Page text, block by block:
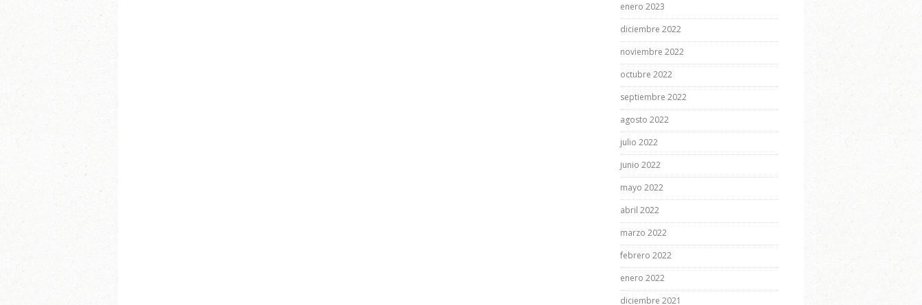
enero 2023
diciembre 2022
noviembre 2022
octubre 2022
septiembre 2022
agosto 2022
julio 2022
junio 2022
mayo 2022
abril 2022
marzo 2022
febrero 2022
enero 2022
diciembre 2021